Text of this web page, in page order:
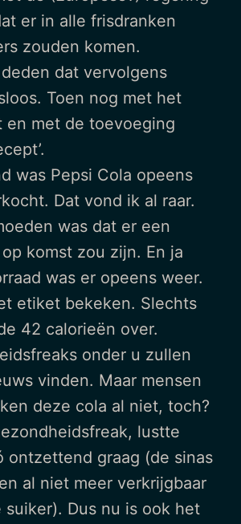
er in alle frisdranken
zouden komen.
dat vervolgens
Toen nog met het
en met de toevoeging
was Pepsi Cola opeens
Dat vond ik al raar.
was dat er een
komst zou zijn. En ja
was er opeens weer.
etiket bekeken. Slechts
42 calorieën over.
onder u zullen
vinden. Maar mensen
deze cola al niet, toch?
lustte
ontzettend graag (de sinas
al niet meer verkrijgbaar
suiker). Dus nu is ook het